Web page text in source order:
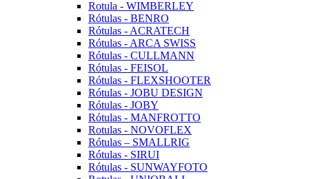
Rotula - WIMBERLEY
Rótulas - BENRO
Rótulas - ACRATECH
Rótulas - ARCA SWISS
Rótulas - CULLMANN
Rótulas - FEISOL
Rótulas - FLEXSHOOTER
Rótulas - JOBU DESIGN
Rótulas - JOBY
Rótulas - MANFROTTO
Rotulas - NOVOFLEX
Rótulas – SMALLRIG
Rótulas - SIRUI
Rótulas - SUNWAYFOTO